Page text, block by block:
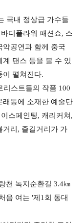
국내 정상급 가수들
디플라워 패션쇼, 스
악공연과 함께 중국
댄스 등을 볼 수 있
이 펼쳐진다.
리스트들의 작품 100
래동에 소재한 예술단
스페인팅, 캐리커쳐,
거리, 즐길거리가 가
천 녹지순환길 3.4㎞
음 여는 '제1회 동대